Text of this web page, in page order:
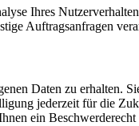
Ihres
Auftragsanfragen
Daten zu erhalten.
jederzeit für die
ein